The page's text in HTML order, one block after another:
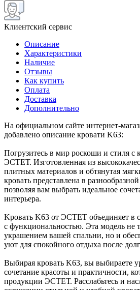
Клиентский сервис
Описание
Характеристики
Наличие
Отзывы
Как купить
Оплата
Доставка
Дополнительно
На официальном сайте интернет-
добавлено описание кровати K63:
Погрузитесь в мир роскоши и стиля с
ЭСТЕТ. Изготовленная из
плитных материалов и обтянутая
кровать представлена в
позволяя вам выбрать идеальное
интерьера.
Kровать K63 от ЭСТЕТ объединяет в
с функциональностью. Эта модель не
украшением вашей спальни, но и
уют для спокойного отдыха после
Выбирая кровать K63, вы выбираете
сочетание красоты и практичности,
продукции ЭСТЕТ. Расслабьтесь и